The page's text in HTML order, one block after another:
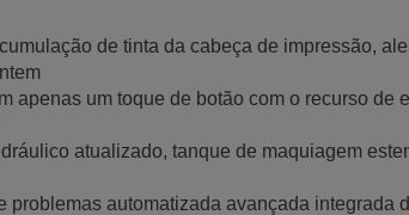
de tinta da cabeça de impressão,
apenas um toque de botão com o recurso de
atualizado, tanque de maquiagem
automatizada avançada integrada